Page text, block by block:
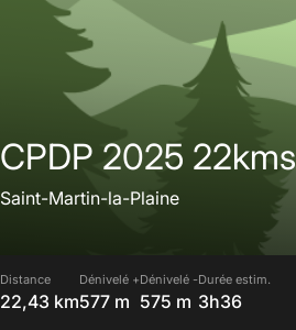
CPDP 2025 22kms
Saint-Martin-la-Plaine
Distance
22,43 km
Dénivelé +
577 m
Dénivelé -
575 m
Durée estim.
3h36